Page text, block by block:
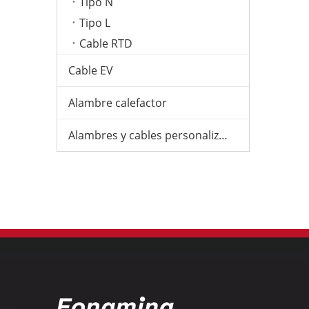
Tipo L
Cable RTD
Cable EV
Alambre calefactor
Alambres y cables personalizados